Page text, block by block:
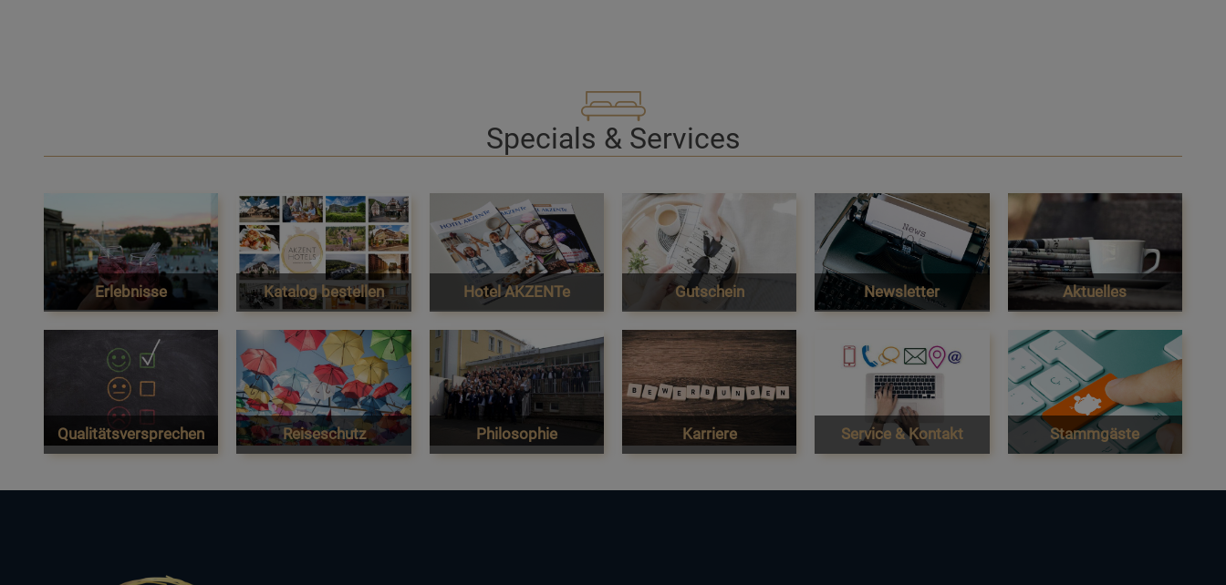
Specials & Services
Erlebnisse Katalog bestellen Hotel AKZENTe Gutschein Newsletter Aktuelles
Qualitätsversprechen Reiseschutz Philosophie Karriere Service & Kontakt Stammgäste